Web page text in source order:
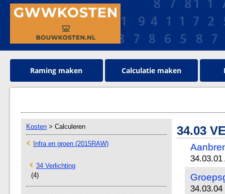
Raming maken Calculatie maken
Kosten > Calculeren
Infra en groen (2015RAW)
34 Verlichting
(4)
34.03